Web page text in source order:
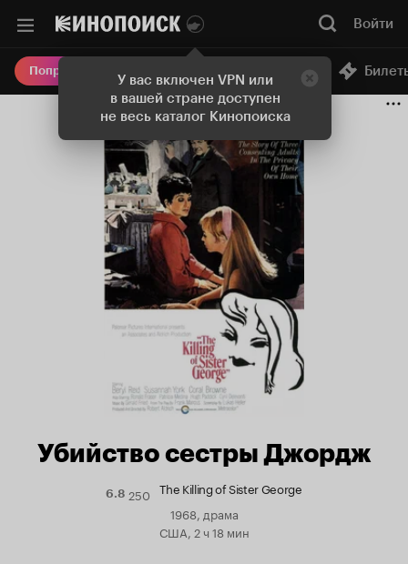
У вас включен VPN или
в вашей стране доступен
не весь каталог Кинопоиска
Войти
Попробовать Плюс Онлайн-кинотеатр
Убийство сестры Джордж
6.8Рейтинг
Кинопоиска
250 The Killing of Sister George
1968, драма
США, 2 ч 18 мин